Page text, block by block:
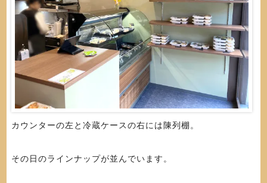
カウンターの左と冷蔵ケースの右には陳列棚。
その日のラインナップが並んでいます。